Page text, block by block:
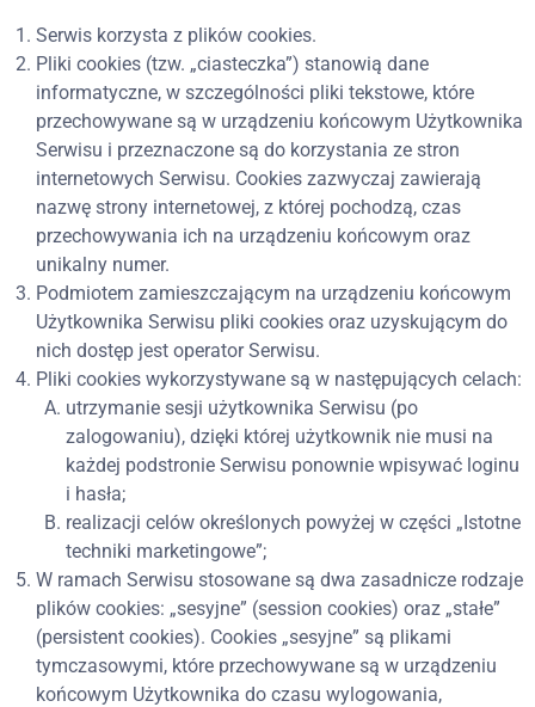
Serwis korzysta z plików cookies.
Pliki cookies (tzw. „ciasteczka”) stanowią dane
informatyczne, w szczególności pliki tekstowe, które
przechowywane są w urządzeniu końcowym Użytkownika
Serwisu i przeznaczone są do korzystania ze stron
internetowych Serwisu. Cookies zazwyczaj zawierają
nazwę strony internetowej, z której pochodzą, czas
przechowywania ich na urządzeniu końcowym oraz
unikalny numer.
Podmiotem zamieszczającym na urządzeniu końcowym
Użytkownika Serwisu pliki cookies oraz uzyskującym do
nich dostęp jest operator Serwisu.
Pliki cookies wykorzystywane są w następujących celach:
utrzymanie sesji użytkownika Serwisu (po
zalogowaniu), dzięki której użytkownik nie musi na
każdej podstronie Serwisu ponownie wpisywać loginu
i hasła;
realizacji celów określonych powyżej w części „Istotne
techniki marketingowe”;
W ramach Serwisu stosowane są dwa zasadnicze rodzaje
plików cookies: „sesyjne” (session cookies) oraz „stałe”
(persistent cookies). Cookies „sesyjne” są plikami
tymczasowymi, które przechowywane są w urządzeniu
końcowym Użytkownika do czasu wylogowania,